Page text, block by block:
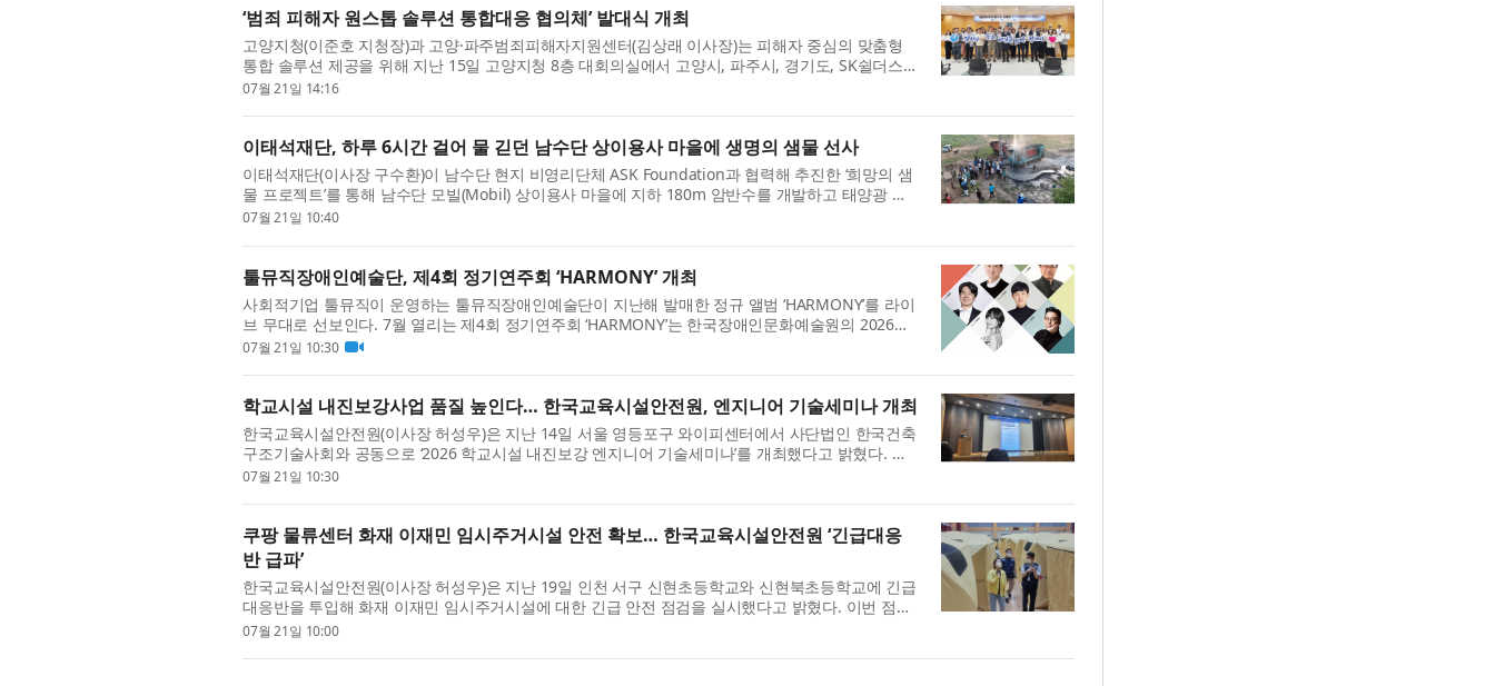
‘범죄 피해자 원스톱 솔루션 통합대응 협의체’ 발대식 개최
고양지청(이준호 지청장)과 고양·파주범죄피해자지원센터(김상래 이사장)는 피해자 중심의 맞춤형
통합 솔루션 제공을 위해 지난 15일 고양지청 8층 대회의실에서 고양시, 파주시, 경기도, SK쉴더스
등 관련기관과 업무협약(MOU)을 체결하며 ‘범죄 피해자 원스톱 솔...
07월 21일 14:16
이태석재단, 하루 6시간 걸어 물 긷던 남수단 상이용사 마을에 생명의 샘물 선사
이태석재단(이사장 구수환)이 남수단 현지 비영리단체 ASK Foundation과 협력해 추진한 ‘희망의 샘
물 프로젝트’를 통해 남수단 모빌(Mobil) 상이용사 마을에 지하 180m 암반수를 개발하고 태양광 급
수·정수시설을 구축했다. 이번 사업으로 약 3000명의 주민이 안정적...
07월 21일 10:40
툴뮤직장애인예술단, 제4회 정기연주회 ‘HARMONY’ 개최
사회적기업 툴뮤직이 운영하는 툴뮤직장애인예술단이 지난해 발매한 정규 앨범 ‘HARMONY’를 라이
브 무대로 선보인다. 7월 열리는 제4회 정기연주회 ‘HARMONY’는 한국장애인문화예술원의 2026년
장애예술 활성화 지원사업 ‘예술 창·제작 발표 지원’에 선정돼 제작비를...
07월 21일 10:30
학교시설 내진보강사업 품질 높인다… 한국교육시설안전원, 엔지니어 기술세미나 개최
한국교육시설안전원(이사장 허성우)은 지난 14일 서울 영등포구 와이피센터에서 사단법인 한국건축
구조기술사회와 공동으로 ‘2026 학교시설 내진보강 엔지니어 기술세미나’를 개최했다고 밝혔다. 이
번 세미나는 학교시설 내진보강사업에 참여하는 내진 성능 평가 및 ...
07월 21일 10:30
쿠팡 물류센터 화재 이재민 임시주거시설 안전 확보… 한국교육시설안전원 ‘긴급대응
반 급파’
한국교육시설안전원(이사장 허성우)은 지난 19일 인천 서구 신현초등학교와 신현북초등학교에 긴급
대응반을 투입해 화재 이재민 임시주거시설에 대한 긴급 안전 점검을 실시했다고 밝혔다. 이번 점검
은 지난 18일 발생한 인천 서구 쿠팡 물류센터 화재로 인근 주민들...
07월 21일 10:00